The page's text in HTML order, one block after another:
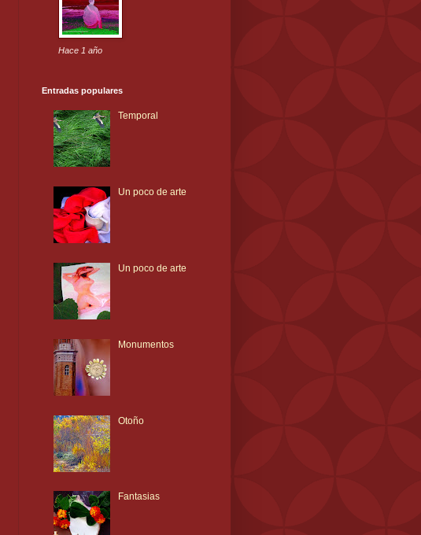
Hace 1 año
Entradas populares
Temporal
Un poco de arte
Un poco de arte
Monumentos
Otoño
Fantasias